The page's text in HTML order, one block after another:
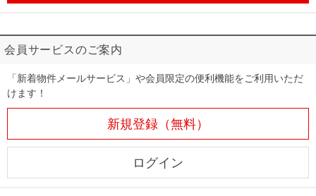
会員サービスのご案内
「新着物件メールサービス」や会員限定の便利機能をご利用いただ
けます！
新規登録（無料）
ログイン